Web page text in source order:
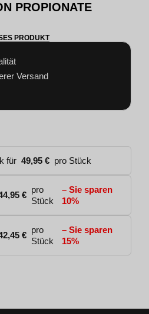
PROPIONATE
PRODUKT
Versand
für 49,95 € pro Stück
€
pro
Stück
– Sie sparen
10%
€
pro
Stück
– Sie sparen
15%